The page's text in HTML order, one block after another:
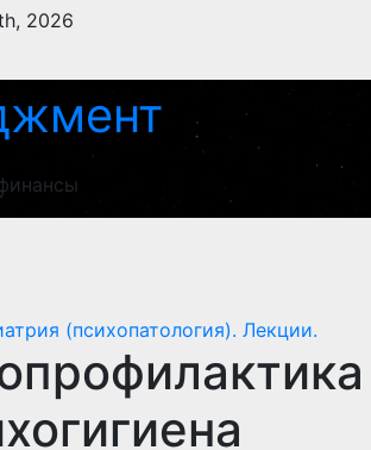
2026
(психопатология). Лекции.